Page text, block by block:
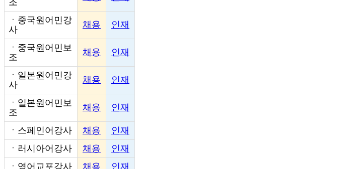
ㆍ 중국원어민강
사
채용 인재
ㆍ 중국원어민보
조
채용 인재
ㆍ 일본원어민강
사
채용 인재
ㆍ 일본원어민보
조
채용 인재
ㆍ 스페인어강사 채용
인재
ㆍ 러시아어강사 채용
인재
ㆍ 영어교포강사 채용
인재